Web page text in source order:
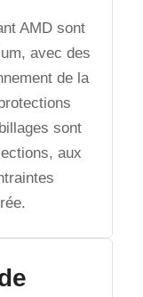
AMD sont
avec des
de la
sont
aux